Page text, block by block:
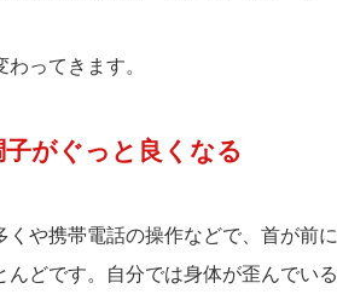
ってきます。
がぐっと良くなる
や携帯電話の操作などで、首が前に
どです。自分では身体が歪んでいる